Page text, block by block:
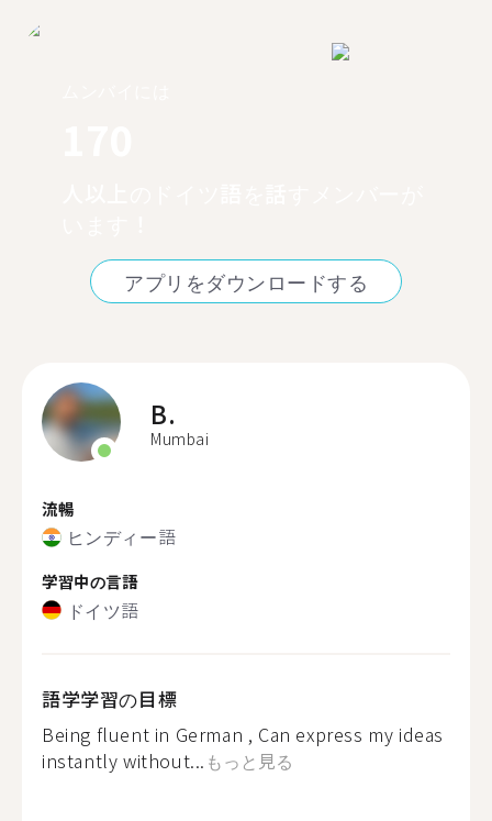
アプリをダウンロードする
B.
Mumbai
流暢
ヒンディー語
学習中の言語
ドイツ語
語学学習の目標
Being fluent in German , Can express my ideas
instantly without... もっと見る